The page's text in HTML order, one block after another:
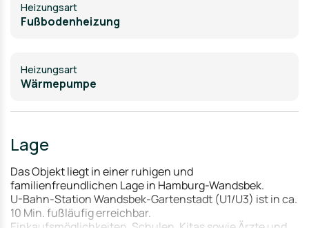
Heizungsart
Fußbodenheizung
Heizungsart
Wärmepumpe
Lage
Das Objekt liegt in einer ruhigen und
familienfreundlichen Lage in Hamburg-Wandsbek.
U-Bahn-Station Wandsbek-Gartenstadt (U1/U3) ist in ca.
10 Min. fußläufig erreichbar.